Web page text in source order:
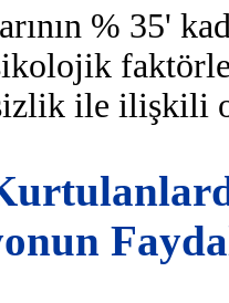
% 35'
ile ilişkili